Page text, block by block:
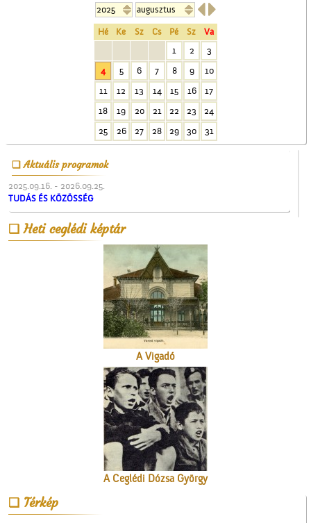

Hé Ke Sz Cs Pé Sz
Va
1
2
3
4
5 6 7 8 9
10
11
12 13 14 15 16
17
18
19 20 21 22 23
24
25
26 27 28 29 30 31
Aktuális programok
2025.09.16. - 2026.09.25.
TUDÁS ÉS KÖZÖSSÉG
Heti ceglédi képtár
Az 5-ik Temetkezési
Egylet alapítói
A Gubody utcában
A Vigadó
A Ceglédi Dózsa György
Térkép